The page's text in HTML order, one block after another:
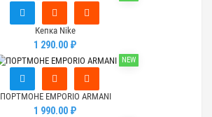
Кепка Nike
1 290.00 ₽
NEW
ПОРТМОНЕ EMPORIO ARMANI
1 990.00 ₽